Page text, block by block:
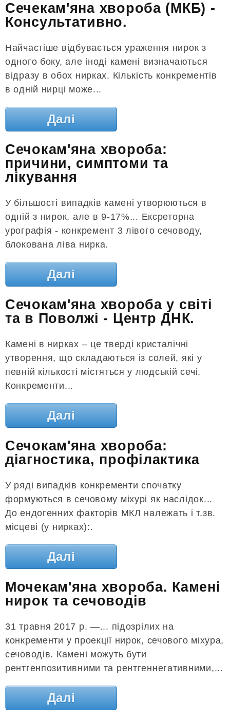
Сечекам'яна хвороба (МКБ) -
Консультативно.
Найчастіше відбувається ураження нирок з
одного боку, але іноді камені визначаються
відразу в обох нирках. Кількість конкрементів
в одній нирці може...
Далі
Сечокам'яна хвороба:
причини, симптоми та
лікування
У більшості випадків камені утворюються в
одній з нирок, але в 9-17%... Ексреторна
урографія - конкремент 3 лівого сечоводу,
блокована ліва нирка.
Далі
Сечокам'яна хвороба у світі
та в Поволжі - Центр ДНК.
Камені в нирках – це тверді кристалічні
утворення, що складаються із солей, які у
певній кількості містяться у людській сечі.
Конкременти...
Далі
Сечокам'яна хвороба:
діагностика, профілактика
У ряді випадків конкременти спочатку
формуються в сечовому міхурі як наслідок...
До ендогенних факторів МКЛ належать і т.зв.
місцеві (у нирках):.
Далі
Мочекам'яна хвороба. Камені
нирок та сечоводів
31 травня 2017 р. —... підозрілих на
конкременти у проекції нирок, сечового міхура,
сечоводів. Камені можуть бути
рентгенпозитивними та рентгеннегативними,...
Далі